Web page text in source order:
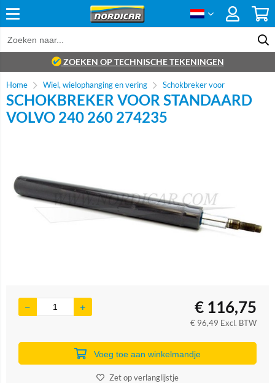
ZOEKEN OP TECHNISCHE TEKENINGEN
Home Wiel, wielophanging en vering Schokbreker voor
SCHOKBREKER VOOR STANDAARD
VOLVO 240 260 274235
€ 116,75
€ 96,49 Excl. BTW
Voeg toe aan winkelmandje
Zet op verlanglijstje